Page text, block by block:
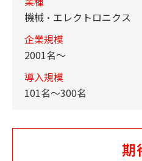
機械・エレクトロニクス
企業規模
2001名～
導入規模
101名～300名
期